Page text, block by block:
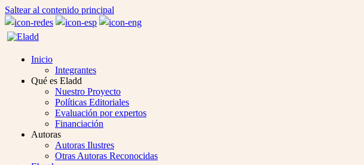
Saltear al contenido principal
Inicio
Integrantes
Qué es Eladd
Nuestro Proyecto
Políticas Editoriales
Evaluación por expertos
Financiación
Autoras
Autoras Ilustres
Otras Autoras Reconocidas